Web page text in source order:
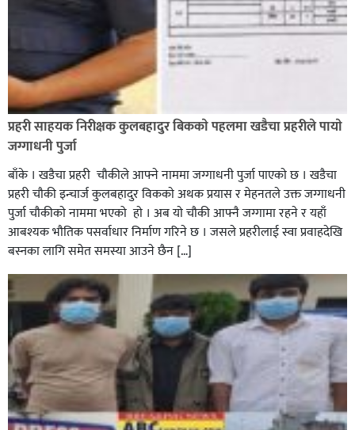
रौतहटमा १२ हजार लिटर पेट्रोल बोकेको ट्यांकर दुर्घटनापछि
आगलागी सडक अबरुद्ध,
घोराहीको समृद्धिका लागि वडा–वडामा विशेष अभियान सञ्चालन
हुने,
प्रहरी साहयक निरीक्षक कुलबहादुर बिककाे पहलमा खडैचा प्रहरीले पायाे
जग्गाधनी पुर्जा
बाँके । खडैचा प्रहरी चाैकीले आफ्ने नाममा जग्गाधनी पुर्जा पाएकाे छ । खडैचा
प्रहरी चाैकी इन्चार्ज कुलबहादुर विककाे अथक प्रयास र मेहनतले उक्त जग्गाधनी
पुर्जा चाैकीकाे नाममा भएको हाे । अब याे चाैकी आफ्नै जग्गामा रहने र यहाँ
आबश्यक भाैतिक पसर्वाधार निर्माण गरिने छ । जसले प्रहरीलाई स्वा प्रवाहदेखि
बस्नका लागि समेत समस्या आउने छैन […]